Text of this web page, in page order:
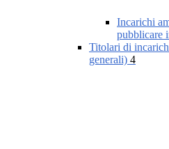
Incarichi
pubblicare
Titolari di
generali) 4